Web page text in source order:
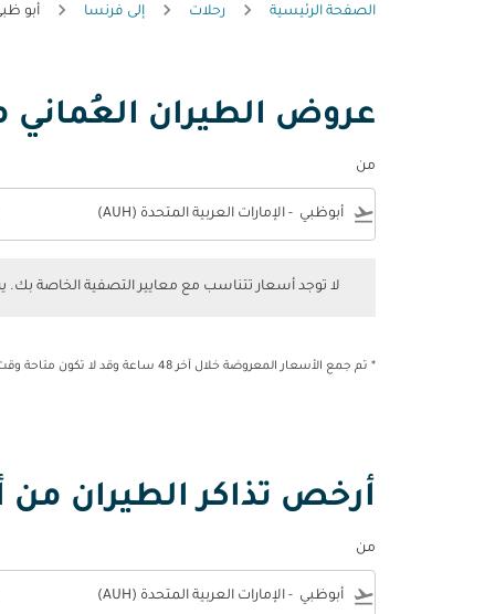
الصفحة الرئيسية رحلات إلى فرنسا أبو
عروض الطيران العُماني
من
flight_takeoff
لا توجد أسعار تتناسب مع معايير التصفية الخاصة
* تم جمع الأسعار المعروضة خلال آخر 48 ساعة وقد لا تكون متاحة وقت الحجز.
أرخص تذاكر الطيران من
من
flight_takeoff